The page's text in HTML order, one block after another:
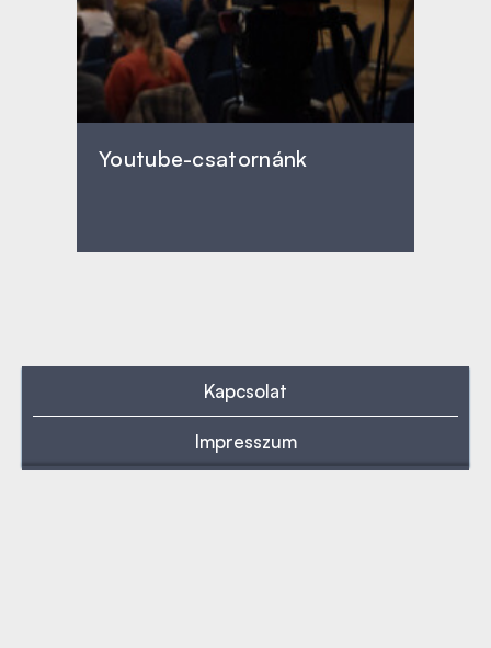
Youtube-csatornánk
Kapcsolat
Impresszum